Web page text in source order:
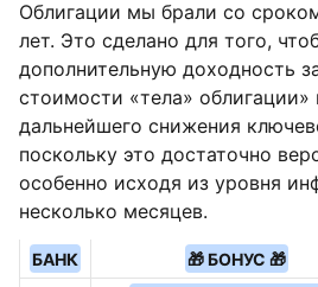
Облигации мы брали со
лет. Это сделано для того,
дополнительную доходность
стоимости «тела» облигации»
дальнейшего снижения
поскольку это достаточно
особенно исходя из уровня
несколько месяцев.
БАНК 🎁 БОНУС 🎁